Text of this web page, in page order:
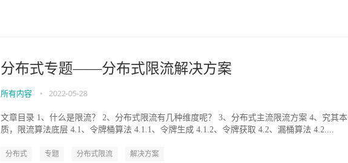
分布式专题——分布式限流解决方案
所有内容 • 2022-05-28
文章目录 1、什么是限流？ 2、分布式限流有几种维度呢？ 3、分布式主流限流方案 4、究其本
质，限流算法底层 4.1、令牌桶算法 4.1.1、令牌生成 4.1.2、令牌获取 4.2、漏桶算法 4.2....
分布式 专题 分布式限流 解决方案